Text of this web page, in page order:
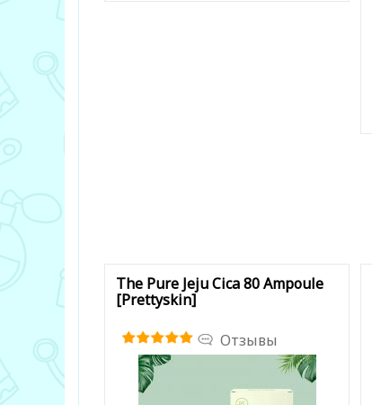
The Pure Jeju Cica 80 Ampoule
[Prettyskin]
Отзывы